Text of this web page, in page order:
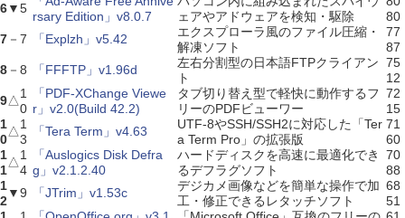
6▼5
rsary Edition」v8.0.7
ェアやアドウェアを検知・駆除
80
7 － 7 「Explzh」v5.42
エクスプローラ風のファイル圧縮・
解凍ソフト
77
87
8 － 8 「FFFTP」v1.96d
左右分割型の日本語FTPクライアン
ト
75
12
9△1
0
「PDF-XChange Viewe
r」v2.0(Build 42.2)
タブ切り替え型で軽快に動作するフ
リーのPDFビューワー
72
15
1
0
△1
3
「Tera Term」v4.63
UTF-8やSSH/SSH2に対応した「Ter
a Term Pro」の拡張版
71
60
1
1
△1
4
「Auslogics Disk Defra
g」v2.1.2.40
ハードディスクを高速に最適化でき
るデフラグソフト
70
88
1
2
▼9 「JTrim」v1.53c
デジカメ画像などを簡単な操作で加
工・修正できるレタッチソフト
68
51